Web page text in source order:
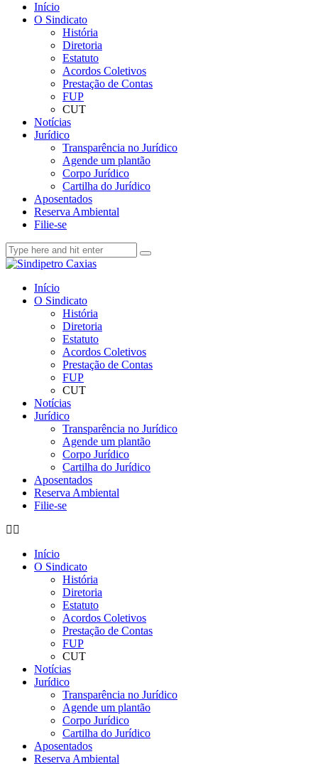
Início
O Sindicato
História
Diretoria
Estatuto
Acordos Coletivos
Prestação de Contas
FUP
CUT
Notícias
Jurídico
Transparência no Jurídico
Agende um plantão
Corpo Jurídico
Cartilha do Jurídico
Aposentados
Reserva Ambiental
Filie-se
Início
O Sindicato
História
Diretoria
Estatuto
Acordos Coletivos
Prestação de Contas
FUP
CUT
Notícias
Jurídico
Transparência no Jurídico
Agende um plantão
Corpo Jurídico
Cartilha do Jurídico
Aposentados
Reserva Ambiental
Filie-se
Início
O Sindicato
História
Diretoria
Estatuto
Acordos Coletivos
Prestação de Contas
FUP
CUT
Notícias
Jurídico
Transparência no Jurídico
Agende um plantão
Corpo Jurídico
Cartilha do Jurídico
Aposentados
Reserva Ambiental